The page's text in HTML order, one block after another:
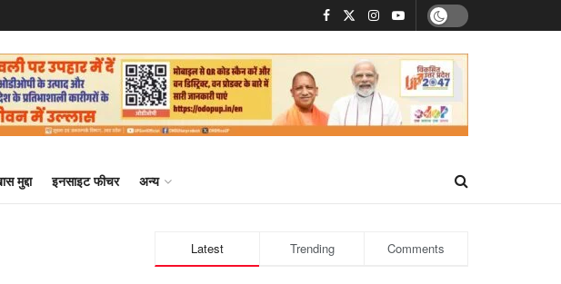
मुद्दा इनसाइट फीचर अन्य
Latest Trending Comments